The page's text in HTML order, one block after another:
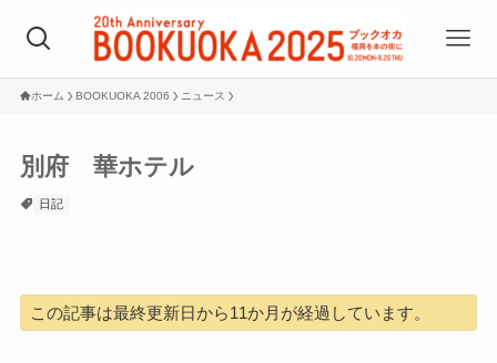
ホーム BOOKUOKA 2006 ニュース
別府 華ホテル
日記
この記事は最終更新日から11か月が経過しています。